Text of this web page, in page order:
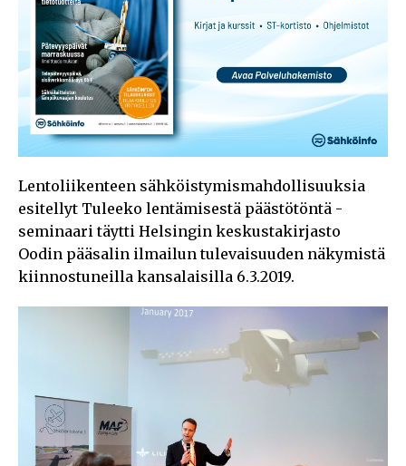
Lentoliikenteen sähköistymismahdollisuuksia
esitellyt Tuleeko lentämisestä päästötöntä -
seminaari täytti Helsingin keskustakirjasto
Oodin pääsalin ilmailun tulevaisuuden näkymistä
kiinnostuneilla kansalaisilla 6.3.2019.